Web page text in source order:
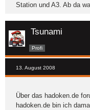
Station und A3. Ab da
Tsunami
Profi
13. August 2008
Über das hadoken.de
hadoken.de bin ich